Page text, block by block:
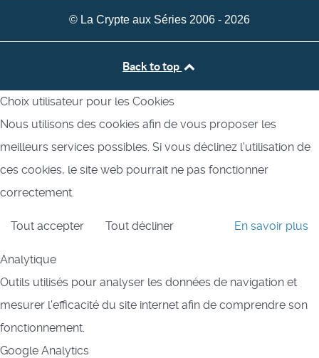
© La Crypte aux Séries 2006 - 2026
Back to top
Choix utilisateur pour les Cookies
Nous utilisons des cookies afin de vous proposer les
meilleurs services possibles. Si vous déclinez l'utilisation de
ces cookies, le site web pourrait ne pas fonctionner
correctement.
Tout accepter Tout décliner En savoir plus
Analytique
Outils utilisés pour analyser les données de navigation et
mesurer l'efficacité du site internet afin de comprendre son
fonctionnement.
Google Analytics